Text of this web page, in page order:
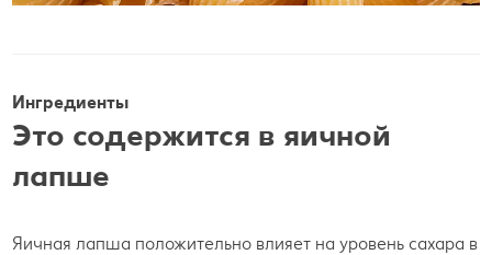
Ингредиенты
Это содержится в яичной
лапше
Яичная лапша положительно влияет на уровень сахара в